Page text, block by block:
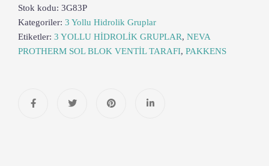
Stok kodu: 3G83P
Kategoriler: 3 Yollu Hidrolik Gruplar
Etiketler: 3 YOLLU HİDROLİK GRUPLAR, NEVA
PROTHERM SOL BLOK VENTİL TARAFI, PAKKENS